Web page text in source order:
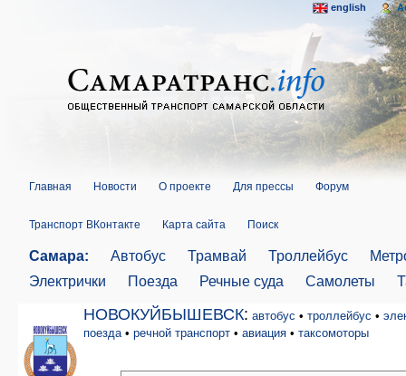
Главная Новости О проекте Для прессы Форум
Транспорт ВКонтакте Карта сайта Поиск
Самара: Автобус Трамвай Троллейбус
Электрички
Поезда Речные суда Самолеты
НОВОКУЙБЫШЕВСК: автобус • троллейбус •
поезда • речной транспорт • авиация • таксомоторы
english